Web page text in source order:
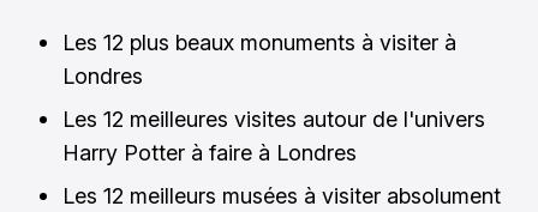
Les 12 plus beaux monuments à visiter à
Londres
Les 12 meilleures visites autour de l'univers
Harry Potter à faire à Londres
Les 12 meilleurs musées à visiter absolument